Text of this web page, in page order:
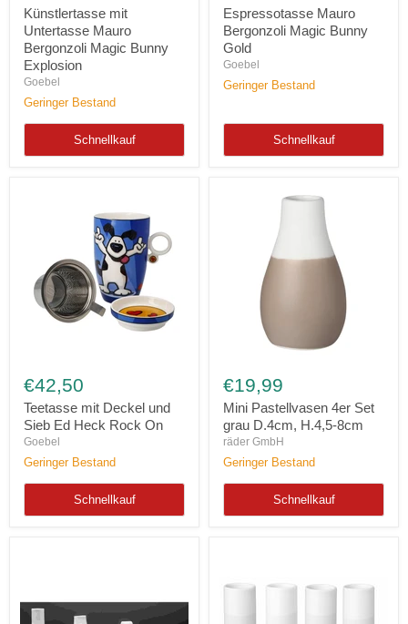
Mauro
Bergonzoli
Magic
Bunny
Explosion
Künstlertasse mit
Untertasse Mauro
Bergonzoli Magic Bunny
Explosion
Goebel
Geringer Bestand
Schnellkauf
Magic
Bunny
Gold
Espressotasse Mauro
Bergonzoli Magic Bunny
Gold
Goebel
Geringer Bestand
Schnellkauf
mit
Deckel
und
Sieb
Ed
Heck
Rock
€42,50
Teetasse mit Deckel und
Sieb Ed Heck Rock On
Goebel
Geringer Bestand
Schnellkauf
Pastellvasen
4er
Set
grau
D.4cm,
H.4,5-
8cm
€19,99
Mini Pastellvasen 4er Set
grau D.4cm, H.4,5-8cm
räder GmbH
Geringer Bestand
Schnellkauf